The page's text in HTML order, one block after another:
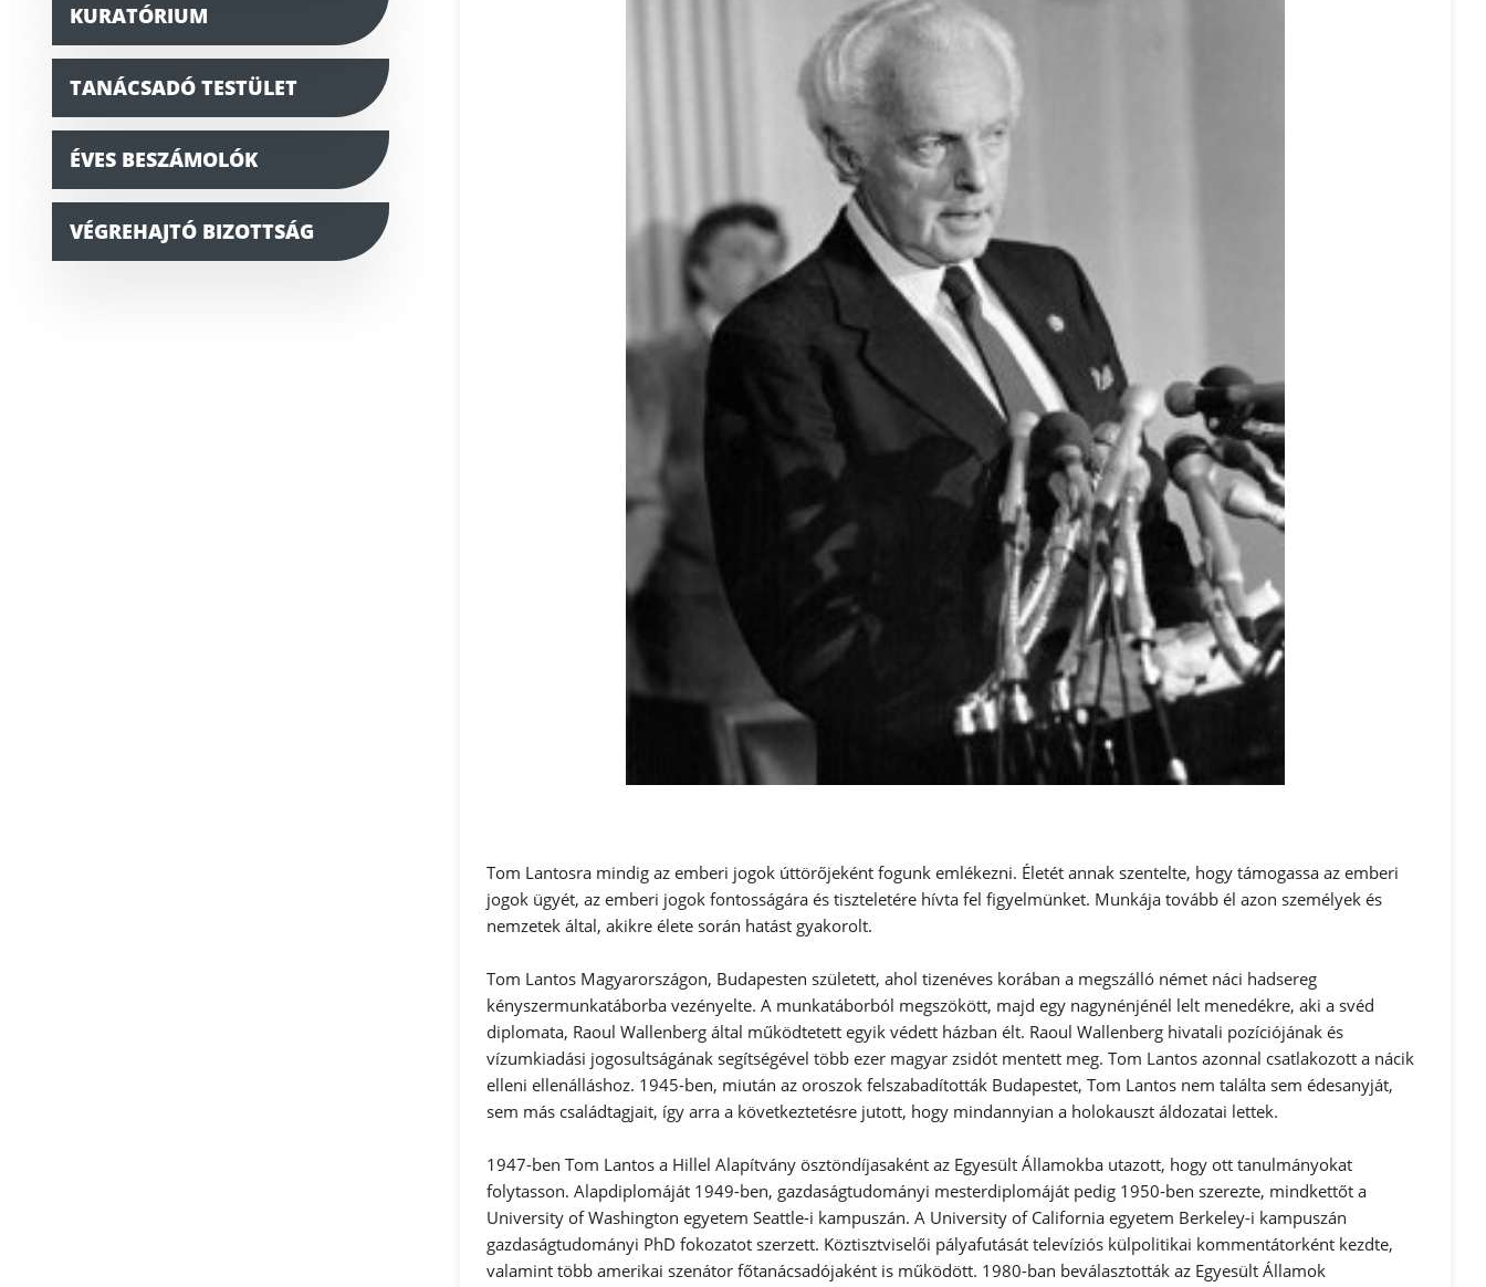
KURATÓRIUM
TANÁCSADÓ TESTÜLET
ÉVES BESZÁMOLÓK
VÉGREHAJTÓ BIZOTTSÁG
Tom Lantosra mindig az emberi jogok úttörőjeként fogunk emlékezni. Életét annak szentelte, hogy támogassa az emberi
jogok ügyét, az emberi jogok fontosságára és tiszteletére hívta fel figyelmünket. Munkája tovább él azon személyek és
nemzetek által, akikre élete során hatást gyakorolt.
Tom Lantos Magyarországon, Budapesten született, ahol tizenéves korában a megszálló német náci hadsereg
kényszermunkatáborba vezényelte. A munkatáborból megszökött, majd egy nagynénjénél lelt menedékre, aki a svéd
diplomata, Raoul Wallenberg által működtetett egyik védett házban élt. Raoul Wallenberg hivatali pozíciójának és
vízumkiadási jogosultságának segítségével több ezer magyar zsidót mentett meg. Tom Lantos azonnal csatlakozott a nácik
elleni ellenálláshoz. 1945-ben, miután az oroszok felszabadították Budapestet, Tom Lantos nem találta sem édesanyját,
sem más családtagjait, így arra a következtetésre jutott, hogy mindannyian a holokauszt áldozatai lettek.
1947-ben Tom Lantos a Hillel Alapítvány ösztöndíjasaként az Egyesült Államokba utazott, hogy ott tanulmányokat
folytasson. Alapdiplomáját 1949-ben, gazdaságtudományi mesterdiplomáját pedig 1950-ben szerezte, mindkettőt a
University of Washington egyetem Seattle-i kampuszán. A University of California egyetem Berkeley-i kampuszán
gazdaságtudományi PhD fokozatot szerzett. Köztisztviselői pályafutását televíziós külpolitikai kommentátorként kezdte,
valamint több amerikai szenátor főtanácsadójaként is működött. 1980-ban beválasztották az Egyesült Államok